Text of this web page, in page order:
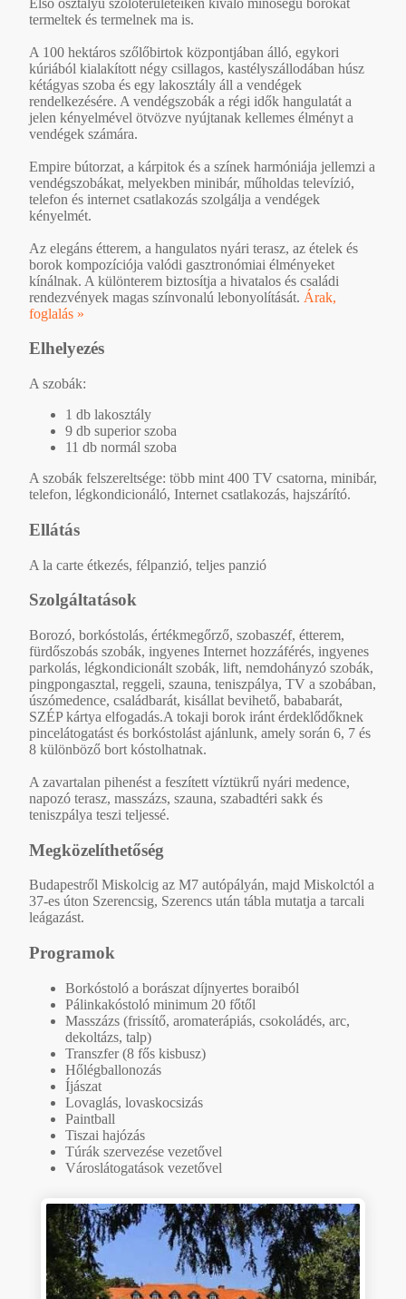
termeltek és termelnek ma is.
A 100 hektáros szőlőbirtok központjában álló, egykori
kúriából kialakított négy csillagos, kastélyszállodában húsz
kétágyas szoba és egy lakosztály áll a vendégek
rendelkezésére. A vendégszobák a régi idők hangulatát a
jelen kényelmével ötvözve nyújtanak kellemes élményt a
vendégek számára.
Empire bútorzat, a kárpitok és a színek harmóniája jellemzi a
vendégszobákat, melyekben minibár, műholdas televízió,
telefon és internet csatlakozás szolgálja a vendégek
kényelmét.
Az elegáns étterem, a hangulatos nyári terasz, az ételek és
borok kompozíciója valódi gasztronómiai élményeket
kínálnak. A különterem biztosítja a hivatalos és családi
rendezvények magas színvonalú lebonyolítását. Árak,
foglalás »
Elhelyezés
A szobák:
1 db lakosztály
9 db superior szoba
11 db normál szoba
A szobák felszereltsége: több mint 400 TV csatorna, minibár,
telefon, légkondicionáló, Internet csatlakozás, hajszárító.
Ellátás
A la carte étkezés, félpanzió, teljes panzió
Szolgáltatások
Borozó, borkóstolás, értékmegőrző, szobaszéf, étterem,
fürdőszobás szobák, ingyenes Internet hozzáférés, ingyenes
parkolás, légkondicionált szobák, lift, nemdohányzó szobák,
pingpongasztal, reggeli, szauna, teniszpálya, TV a szobában,
úszómedence, családbarát, kisállat bevihető, bababarát,
SZÉP kártya elfogadás.A tokaji borok iránt érdeklődőknek
pincelátogatást és borkóstolást ajánlunk, amely során 6, 7 és
8 különböző bort kóstolhatnak.
A zavartalan pihenést a feszített víztükrű nyári medence,
napozó terasz, masszázs, szauna, szabadtéri sakk és
teniszpálya teszi teljessé.
Megközelíthetőség
Budapestről Miskolcig az M7 autópályán, majd Miskolctól a
37-es úton Szerencsig, Szerencs után tábla mutatja a tarcali
leágazást.
Programok
Borkóstoló a borászat díjnyertes boraiból
Pálinkakóstoló minimum 20 főtől
Masszázs (frissítő, aromaterápiás, csokoládés, arc,
dekoltázs, talp)
Transzfer (8 fős kisbusz)
Hőlégballonozás
Íjászat
Lovaglás, lovaskocsizás
Paintball
Tiszai hajózás
Túrák szervezése vezetővel
Városlátogatások vezetővel